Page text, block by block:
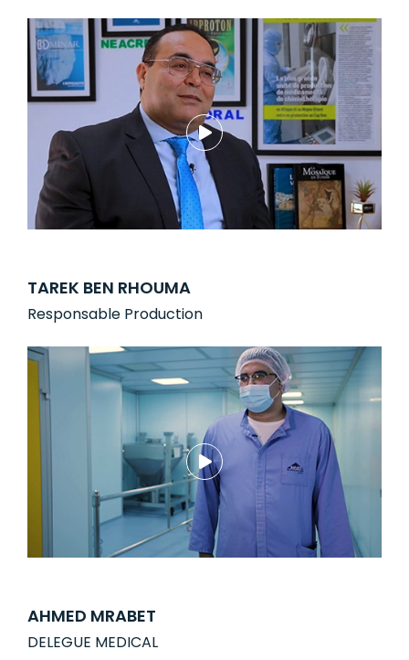
TAREK BEN RHOUMA
Responsable Production
AHMED MRABET
DELEGUE MEDICAL